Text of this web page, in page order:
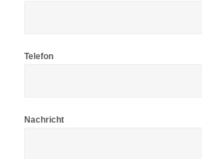
Telefon
Nachricht